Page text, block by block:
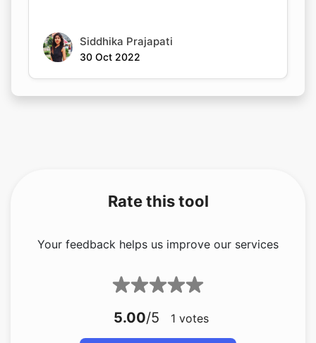
Siddhika Prajapati
30 Oct 2022
Rate this tool
Your feedback helps us improve our services
5.00/5 1 votes